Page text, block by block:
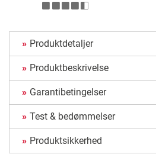
Produktdetaljer
Produktbeskrivelse
Garantibetingelser
Test & bedømmelser
Produktsikkerhed